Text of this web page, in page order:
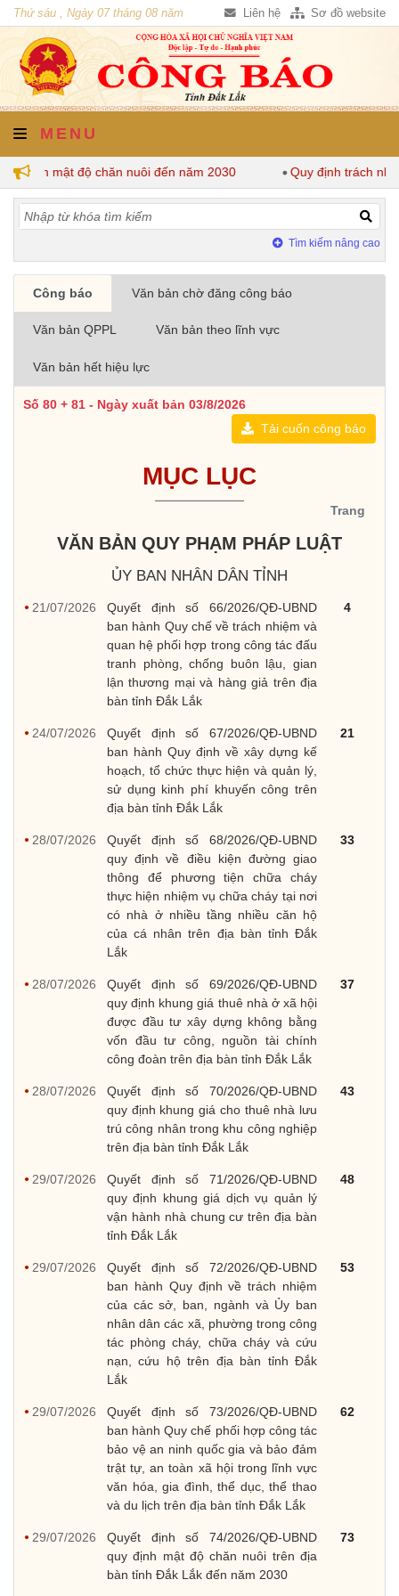
Thứ sáu , Ngày 07 tháng 08 năm
2026
Liên hệ Sơ đồ website
MENU
định mật độ chăn nuôi đến năm 2030 Quy định trách
Tìm kiếm nâng cao
Công báo Văn bản chờ đăng công báo
Văn bản QPPL Văn bản theo lĩnh vực
Văn bản hết hiệu lực
Số 80 + 81 - Ngày xuất bản 03/8/2026
Tải cuốn công báo
MỤC LỤC
Trang
VĂN BẢN QUY PHẠM PHÁP LUẬT
ỦY BAN NHÂN DÂN TỈNH
21/07/2026
Quyết định số 66/2026/QĐ-UBND
ban hành Quy chế về trách nhiệm và
quan hệ phối hợp trong công tác đấu
tranh phòng, chống buôn lậu, gian
lận thương mại và hàng giả trên địa
bàn tỉnh Đắk Lắk
4
24/07/2026
Quyết định số 67/2026/QĐ-UBND
ban hành Quy định về xây dựng kế
hoạch, tổ chức thực hiện và quản lý,
sử dụng kinh phí khuyến công trên
địa bàn tỉnh Đắk Lắk
21
28/07/2026
Quyết định số 68/2026/QĐ-UBND
quy định về điều kiện đường giao
thông để phương tiện chữa cháy
thực hiện nhiệm vụ chữa cháy tại nơi
có nhà ở nhiều tầng nhiều căn hộ
của cá nhân trên địa bàn tỉnh Đắk
Lắk
33
28/07/2026
Quyết định số 69/2026/QĐ-UBND
quy định khung giá thuê nhà ở xã hội
được đầu tư xây dựng không bằng
vốn đầu tư công, nguồn tài chính
công đoàn trên địa bàn tỉnh Đắk Lắk
37
28/07/2026
Quyết định số 70/2026/QĐ-UBND
quy định khung giá cho thuê nhà lưu
trú công nhân trong khu công nghiệp
trên địa bàn tỉnh Đắk Lắk
43
29/07/2026
Quyết định số 71/2026/QĐ-UBND
quy định khung giá dịch vụ quản lý
vận hành nhà chung cư trên địa bàn
tỉnh Đắk Lắk
48
29/07/2026
Quyết định số 72/2026/QĐ-UBND
ban hành Quy định về trách nhiệm
của các sở, ban, ngành và Ủy ban
nhân dân các xã, phường trong công
tác phòng cháy, chữa cháy và cứu
nạn, cứu hộ trên địa bàn tỉnh Đắk
Lắk
53
29/07/2026
Quyết định số 73/2026/QĐ-UBND
ban hành Quy chế phối hợp công tác
bảo vệ an ninh quốc gia và bảo đảm
trật tự, an toàn xã hội trong lĩnh vực
văn hóa, gia đình, thể dục, thể thao
và du lịch trên địa bàn tỉnh Đắk Lắk
62
29/07/2026
Quyết định số 74/2026/QĐ-UBND
quy định mật độ chăn nuôi trên địa
bàn tỉnh Đắk Lắk đến năm 2030
73